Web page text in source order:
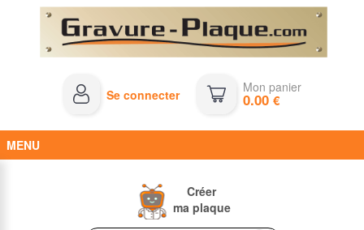
Se connecter Mon panier
0.00€
MENU
Créer
ma plaque